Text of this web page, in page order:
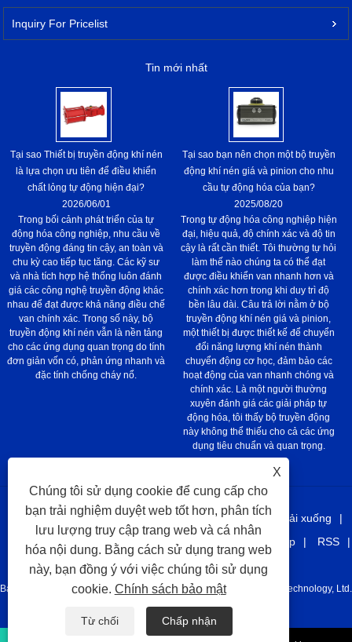
Inquiry For Pricelist
Tin mới nhất
Tại sao Thiết bị truyền động khí nén
là lựa chọn ưu tiên để điều khiển
chất lỏng tự động hiện đại?
2026/06/01
Trong bối cảnh phát triển của tự
động hóa công nghiệp, nhu cầu về
truyền động đáng tin cậy, an toàn và
chu kỳ cao tiếp tục tăng. Các kỹ sư
và nhà tích hợp hệ thống luôn đánh
giá các công nghệ truyền động khác
nhau để đạt được khả năng điều chế
van chính xác. Trong số này, bộ
truyền động khí nén vẫn là nền tảng
cho các ứng dụng quan trọng do tính
đơn giản vốn có, phản ứng nhanh và
đặc tính chống cháy nổ.
Tại sao bạn nên chọn một bộ truyền
động khí nén giá và pinion cho nhu
cầu tự động hóa của bạn?
2025/08/20
Trong tự động hóa công nghiệp hiện
đại, hiệu quả, độ chính xác và độ tin
cậy là rất cần thiết. Tôi thường tự hỏi
làm thế nào chúng ta có thể đạt
được điều khiển van nhanh hơn và
chính xác hơn trong khi duy trì độ
bền lâu dài. Câu trả lời nằm ở bộ
truyền động khí nén giá và pinion,
một thiết bị được thiết kế để chuyển
đổi năng lượng khí nén thành
chuyển động cơ học, đảm bảo các
hoạt động của van nhanh chóng và
chính xác. Là một người thường
xuyên đánh giá các giải pháp tự
động hóa, tôi thấy bộ truyền động
này không thể thiếu cho cả các ứng
dụng tiêu chuẩn và quan trọng.
Nhà Về chúng tôi Các sản phẩm Tin tức
Tải xuống
Gửi yêu cầu
Liên hệ chúng tôi Sitemap
RSS
XML
Privacy Policy
Bản quyền © 2021 Công ty Tuazhou Juhang Juhang Automement Technology, Ltd.
Tất cả quyền được bảo lưu.
X
Chúng tôi sử dụng cookie để cung cấp cho
bạn trải nghiệm duyệt web tốt hơn, phân tích
lưu lượng truy cập trang web và cá nhân
hóa nội dung. Bằng cách sử dụng trang web
này, bạn đồng ý với việc chúng tôi sử dụng
cookie. Chính sách bảo mật
Từ chối Chấp nhận